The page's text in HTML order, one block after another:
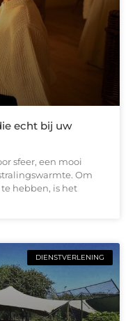
echt bij uw
sfeer, een mooi
Om
hebben, is het
DIENSTVERLENING